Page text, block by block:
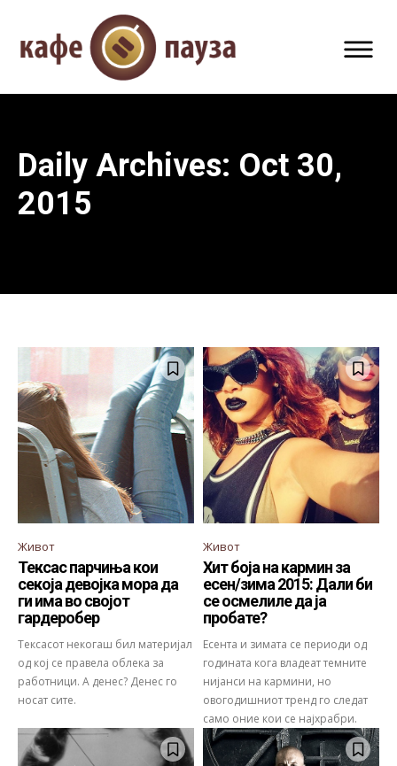
Daily Archives: Oct 30,
2015
Живот
Тексас парчиња кои
секоја девојка мора да
ги има во својот
гардеробер
Тексасот некогаш бил материјал
од кој се правела облека за
работници. А денес? Денес го
носат сите.
Живот
Хит боја на кармин за
есен/зима 2015: Дали би
се осмелиле да ја
пробате?
Есента и зимата се периоди од
годината кога владеат темните
нијанси на кармини, но
овогодишниот тренд го следат
само оние кои се најхрабри.